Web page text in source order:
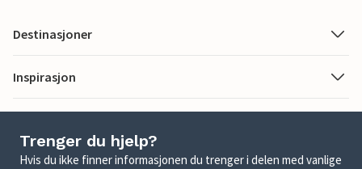
Destinasjoner
Inspirasjon
Trenger du hjelp?
Hvis du ikke finner informasjonen du trenger i delen med vanlige